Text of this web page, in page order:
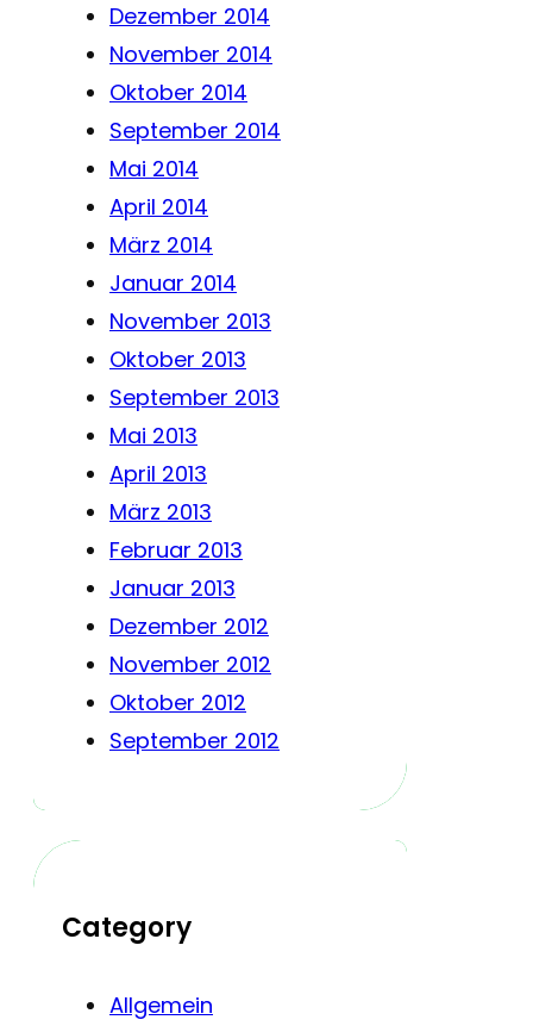
Dezember 2014
November 2014
Oktober 2014
September 2014
Mai 2014
April 2014
März 2014
Januar 2014
November 2013
Oktober 2013
September 2013
Mai 2013
April 2013
März 2013
Februar 2013
Januar 2013
Dezember 2012
November 2012
Oktober 2012
September 2012
Category
Allgemein